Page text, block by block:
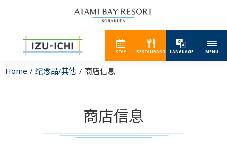
STAY RESTAURANT LANGUAGE MENU
Home 纪念品/其他 商店信息
商店信息